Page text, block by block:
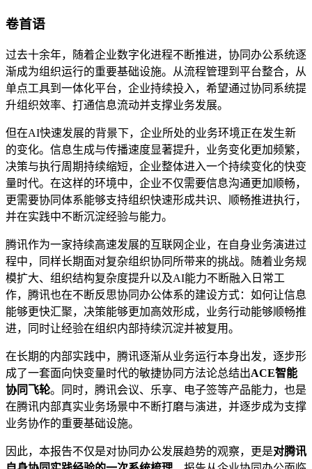
卷首语
过去十余年，随着企业数字化进程不断推进，协同办公系统逐
渐成为组织运行的重要基础设施。从流程管理到平台整合，从
单点工具到一体化平台，企业持续投入，希望通过协同系统提
升组织效率、打通信息流动并支撑业务发展。
但在AI快速发展的背景下，企业所处的业务环境正在发生新
的变化。信息生成与传播速度显著提升，业务变化更加频繁，
决策与执行周期持续缩短，企业整体进入一个持续变化的快变
量时代。在这样的环境中，企业不仅需要信息沟通更加顺畅，
更需要协同体系能够支持组织快速形成共识、顺畅推进执行，
并在实践中不断沉淀经验与能力。
腾讯作为一家持续高速发展的互联网企业，在自身业务演进过
程中，同样长期面对复杂组织协同所带来的挑战。随着业务规
模扩大、组织结构复杂度提升以及AI能力不断融入日常工
作，腾讯也在不断反思协同办公体系的建设方式：如何让信息
能够更快汇聚，决策能够更加高效形成，业务行动能够顺畅推
进，同时让经验在组织内部持续沉淀并被复用。
在长期的内部实践中，腾讯逐渐从业务运行本身出发，逐步形
成了一套面向快变量时代的敏捷协同方法论总结出ACE智能
协同飞轮。同时，腾讯会议、乐享、电子签等产品能力，也是
在腾讯内部真实业务场景中不断打磨与演进，并逐步成为支撑
业务协作的重要基础设施。
因此，本报告不仅是对协同办公发展趋势的观察，更是对腾讯